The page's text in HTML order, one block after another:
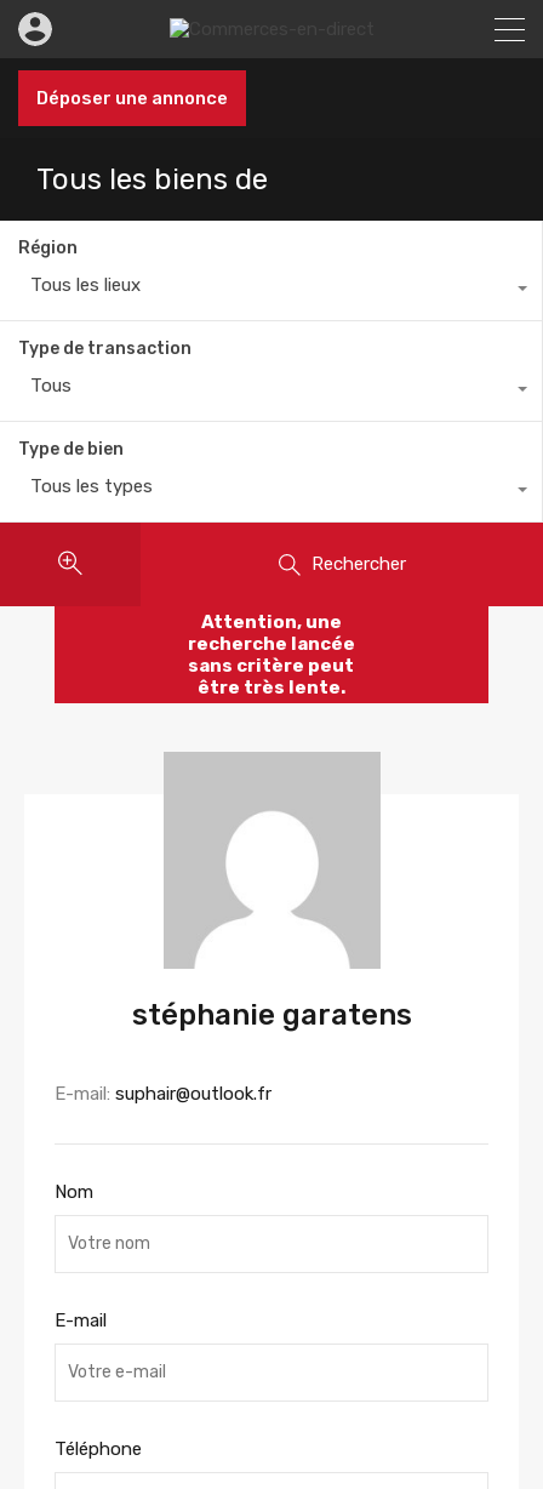
Déposer une annonce
Tous les biens de
Région
Tous les lieux
Type de transaction
Tous
Type de bien
Tous les types
Rechercher
Attention, une
recherche lancée
sans critère peut
être très lente.
stéphanie garatens
E-mail: suphair@outlook.fr
Nom
E-mail
Téléphone